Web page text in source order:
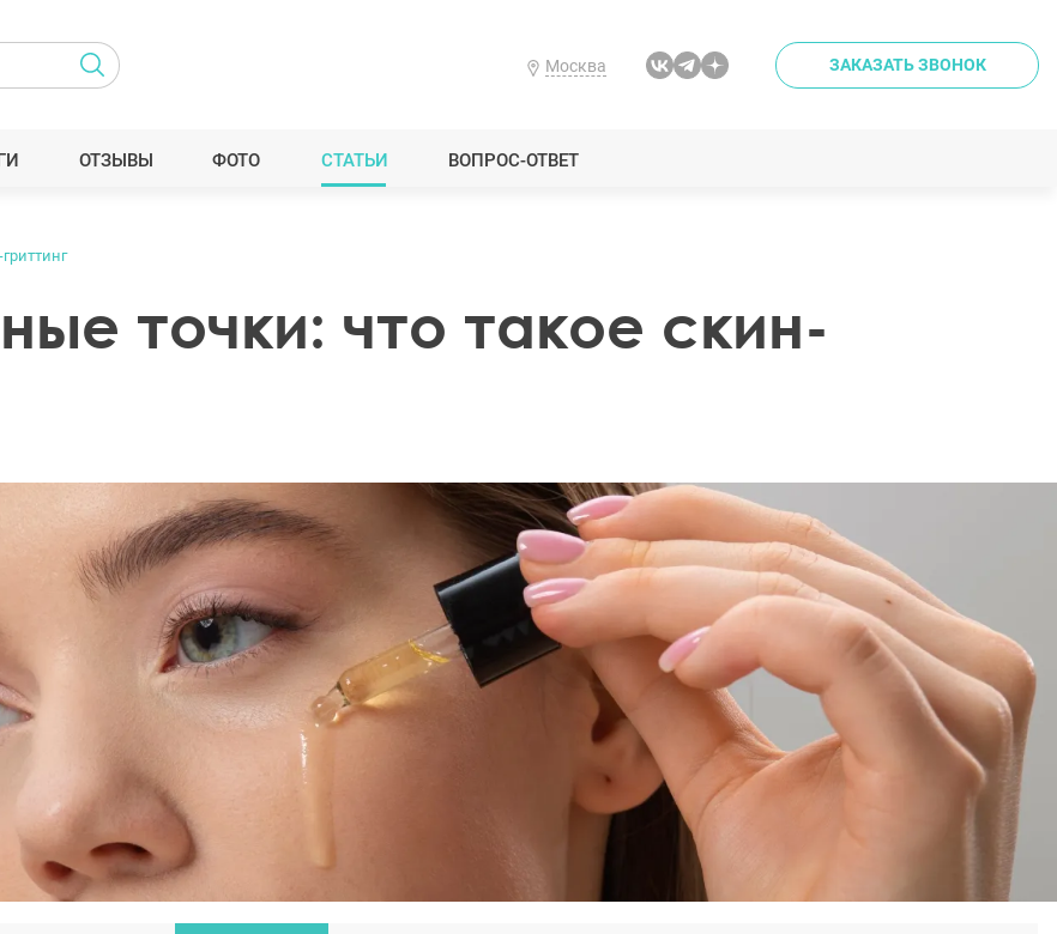
Москва ЗАКАЗАТЬ ЗВОНОК
ОТЗЫВЫ ФОТО СТАТЬИ ВОПРОС-ОТВЕТ
точки: что такое скин-